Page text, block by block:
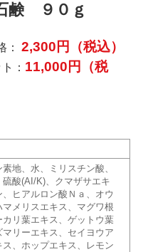
鹸 ９０ｇ
： 2,300円（税込）
： 11,000円（税
地、水、ミリスチン酸、
硫酸(AI/K)、クマザサエキ
ヒアルロン酸Ｎａ、オウ
マメリスエキス、マグワ根
カリ葉エキス、ゲットウ葉
マリーエキス、セイヨウア
ス、ホップエキス、レモン